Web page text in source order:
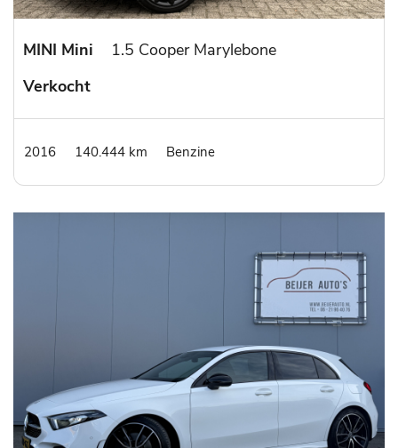
MINI Mini
1.5 Cooper Marylebone
Verkocht
2016 140.444 km Benzine